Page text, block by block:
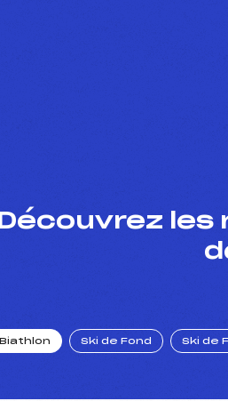
Découvrez
Biathlon Ski de Fond Ski de